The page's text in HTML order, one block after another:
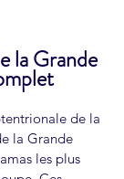
la Grande
de la
la Grande
les plus